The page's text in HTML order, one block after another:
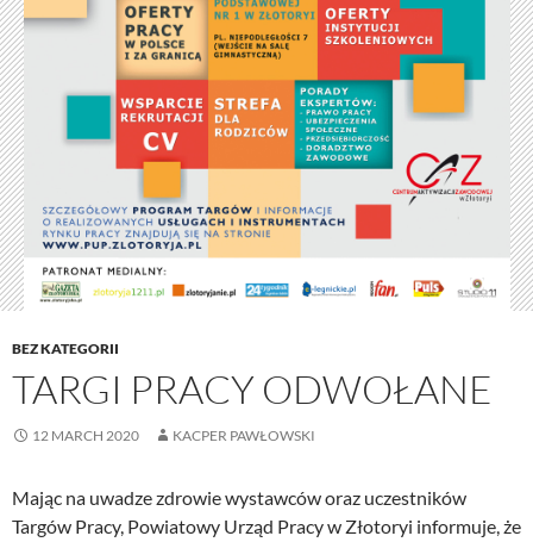
BEZ KATEGORII
TARGI PRACY ODWOŁANE
12 MARCH 2020 KACPER PAWŁOWSKI
Mając na uwadze zdrowie wystawców oraz uczestników
Targów Pracy, Powiatowy Urząd Pracy w Złotoryi informuje, że